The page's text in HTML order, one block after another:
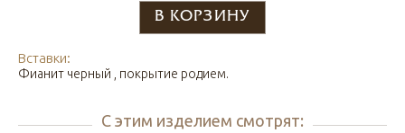
Вставки:
Фианит черный , покрытие родием.
С этим изделием смотрят: